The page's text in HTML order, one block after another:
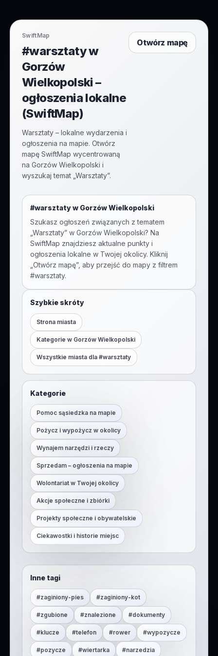
SwiftMap
#warsztaty w
Gorzów
Wielkopolski –
ogłoszenia lokalne
(SwiftMap)
Warsztaty – lokalne wydarzenia i
ogłoszenia na mapie. Otwórz
mapę SwiftMap wycentrowaną
na Gorzów Wielkopolski i
wyszukaj temat „Warsztaty”.
Otwórz mapę
#warsztatyw Gorzów Wielkopolski
Szukasz ogłoszeń związanych z tematem
Warsztaty” w Gorzów Wielkopolski? Na
SwiftMap znajdziesz aktualne punkty i
ogłoszenia lokalne w Twojej okolicy. Kliknij
„Otwórz mapę”, aby przejść do mapy z filtrem
#warsztaty.
Szybkie skróty
Strona miasta
Kategorie w Gorzów Wielkopolski
Wszystkie miasta dla #warsztaty
Kategorie
Pomoc sąsiedzka na mapie
Pożycz i wypożycz w okolicy
Wynajem narzędzi i rzeczy
Sprzedam – ogłoszenia na mapie
Wolontariat w Twojej okolicy
Akcje społeczne i zbiórki
Projekty społeczne i obywatelskie
Ciekawostki i historie miejsc
Inne tagi
#zaginiony-pies #zaginiony-kot
#zgubione #znalezione #dokumenty
#klucze #telefon #rower #wypozycze
#pozycze #wiertarka #narzedzia